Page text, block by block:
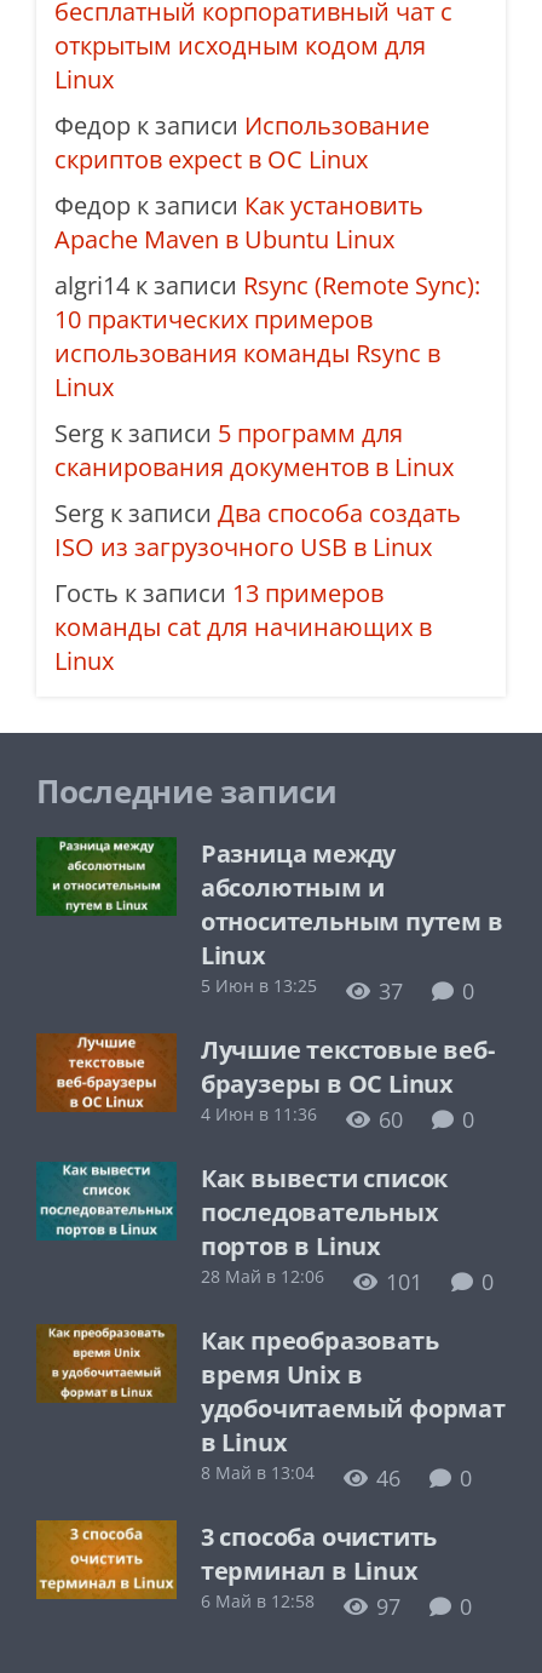
бесплатный корпоративный чат с
открытым исходным кодом для
Linux
Федор к записи Использование
скриптов expect в ОС Linux
Федор к записи Как установить
Apache Maven в Ubuntu Linux
algri14 к записи Rsync (Remote Sync):
10 практических примеров
использования команды Rsync в
Linux
Serg к записи 5 программ для
сканирования документов в Linux
Serg к записи Два способа создать
ISO из загрузочного USB в Linux
Гость к записи 13 примеров
команды cat для начинающих в
Linux
Последние записи
Разница между
абсолютным и
относительным путем в
Linux
5 Июн в 13:25 37 0
Лучшие текстовые веб-
браузеры в ОС Linux
4 Июн в 11:36 60 0
Как вывести список
последовательных
портов в Linux
28 Май в 12:06 101 0
Как преобразовать
время Unix в
удобочитаемый формат
в Linux
8 Май в 13:04 46 0
3 способа очистить
терминал в Linux
6 Май в 12:58 97 0